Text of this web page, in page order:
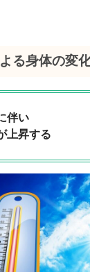
る身体の変
伴い
上昇する